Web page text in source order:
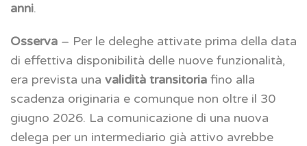
anni.
Osserva – Per le deleghe attivate prima della data
di effettiva disponibilità delle nuove funzionalità,
era prevista una validità transitoria fino alla
scadenza originaria e comunque non oltre il 30
giugno 2026. La comunicazione di una nuova
delega per un intermediario già attivo avrebbe